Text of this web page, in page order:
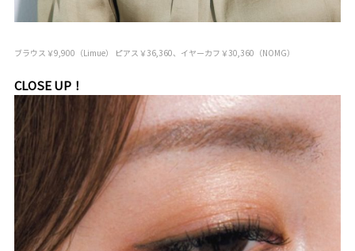
ブラウス￥9,900（Limue） ピアス￥36,360、イヤーカフ￥30,360（NOMG）
CLOSE UP！